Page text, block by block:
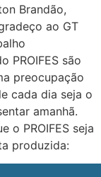
Brandão,
ao GT
PROIFES são
preocupação
cada dia seja o
amanhã.
o PROIFES seja
produzida: